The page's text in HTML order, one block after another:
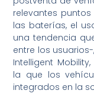
relevantes
las baterías, el
una tendencia
entre los
Intelligent
la que los
integrados en la